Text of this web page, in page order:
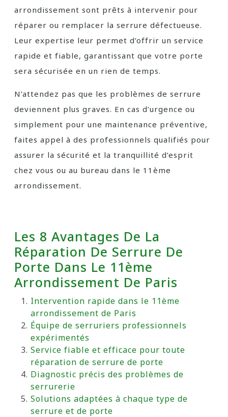
arrondissement sont prêts à intervenir pour
réparer ou remplacer la serrure défectueuse.
Leur expertise leur permet d’offrir un service
rapide et fiable, garantissant que votre porte
sera sécurisée en un rien de temps.
N’attendez pas que les problèmes de serrure
deviennent plus graves. En cas d’urgence ou
simplement pour une maintenance préventive,
faites appel à des professionnels qualifiés pour
assurer la sécurité et la tranquillité d’esprit
chez vous ou au bureau dans le 11ème
arrondissement.
Les 8 Avantages De La
Réparation De Serrure De
Porte Dans Le 11ème
Arrondissement De Paris
Intervention rapide dans le 11ème
arrondissement de Paris
Équipe de serruriers professionnels
expérimentés
Service fiable et efficace pour toute
réparation de serrure de porte
Diagnostic précis des problèmes de
serrurerie
Solutions adaptées à chaque type de
serrure et de porte